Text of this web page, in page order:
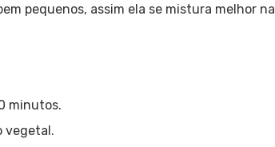
pequenos, assim ela se mistura melhor na
minutos.
vegetal.